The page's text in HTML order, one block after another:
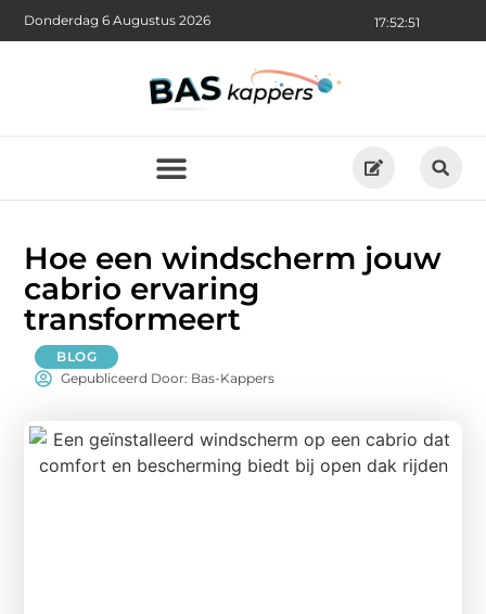
17:52:52
Donderdag 6 Augustus 2026
Hoe een windscherm jouw
cabrio ervaring
transformeert
BLOG
Gepubliceerd Door: Bas-Kappers